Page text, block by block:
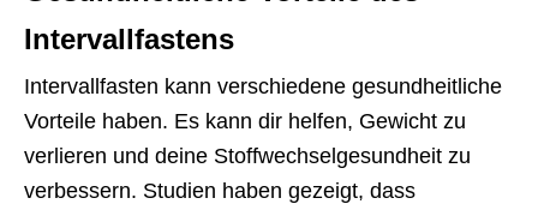
Intervallfastens
Intervallfasten kann verschiedene gesundheitliche
Vorteile haben. Es kann dir helfen, Gewicht zu
verlieren und deine Stoffwechselgesundheit zu
verbessern. Studien haben gezeigt, dass